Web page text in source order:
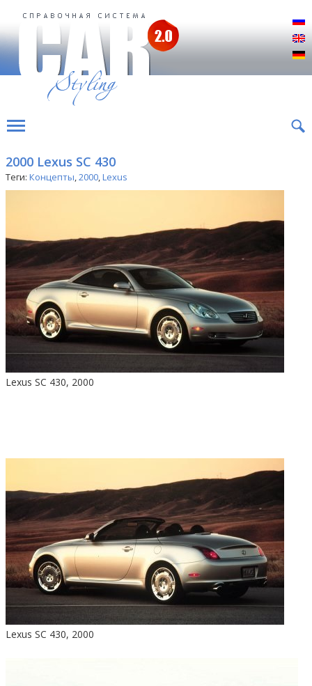
2000 Lexus SC 430
Теги: Концепты,2000,Lexus
Lexus SC 430, 2000
Lexus SC 430, 2000